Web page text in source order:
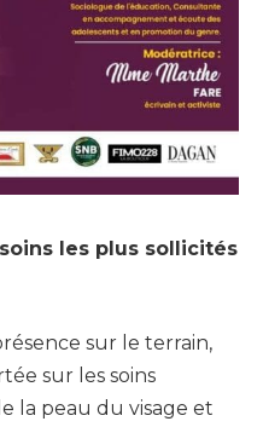
les plus sollicités
sur le terrain,
sur les soins
la peau du visage et